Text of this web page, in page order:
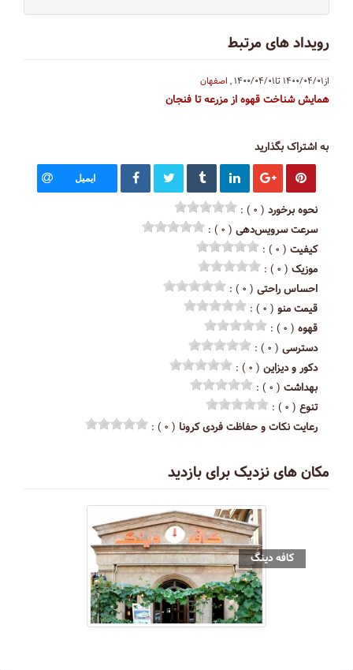
رویداد های مرتبط
از۱۴۰۰/۰۴/۰۱ تا۱۴۰۰/۰۴/۰۱ , اصفهان
همایش شناخت قهوه از مزرعه تا فنجان
به اشتراک بگذارید
ایمیل
نحوه برخورد ( ۰ ) :
سرعت سرویس‌دهی ( ۰ ) :
کیفیت ( ۰ ) :
موزیک ( ۰ ) :
احساس راحتی ( ۰ ) :
قیمت منو ( ۰ ) :
قهوه ( ۰ ) :
دسترسی ( ۰ ) :
دکور و دیزاین ( ۰ ) :
بهداشت ( ۰ ) :
تنوع ( ۰ ) :
رعایت نکات و حفاظت فردی کرونا ( ۰ ) :
مکان های نزدیک برای بازدید
کافه دینگ